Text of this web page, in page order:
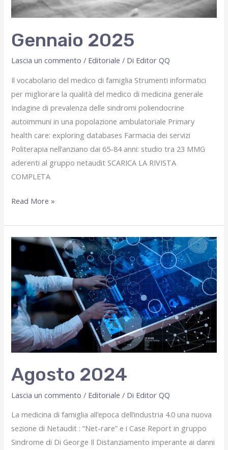
Gennaio 2025
Lascia un commento / Editoriale / Di Editor QQ
Il vocabolario del medico di famiglia Strumenti informatici
per migliorare la qualità del medico di medicina generale
Indagine di prevalenza delle sindromi poliendocrine
autoimmuni in una popolazione ambulatoriale Primary
health care: exploring databases Farmacia dei servizi
Politerapia nell’anziano dai 65-84 anni: studio tra 23 MMG
aderenti al gruppo netaudit SCARICA LA RIVISTA
COMPLETA
Gennaio
Read More »
Agosto 2024
Lascia un commento / Editoriale / Di Editor QQ
La medicina di famiglia all’epoca dell’industria 4.0 una nuova
sezione di Netaudit : “Net-rare” e i Case Report in gruppo
Sindrome di Di George Il Distanziamento imperante ai danni